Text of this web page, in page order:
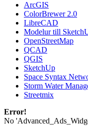
ArcGIS
ColorBrewer 2.0
LibreCAD
Modelur till
OpenStreetMap
QCAD
QGIS
SketchUp
Space Syntax
Storm Water
Streetmix
Error!
No